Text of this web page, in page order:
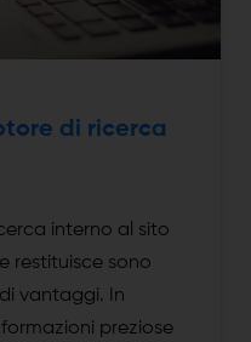
di ricerca
interno al sito
restituisce sono
vantaggi. In
preziose